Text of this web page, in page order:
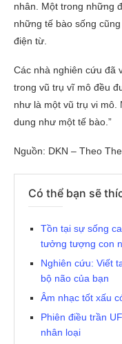
nhân. Một trong những
những tế bào sống
điện từ.
Các nhà nghiên cứu đã
trong vũ trụ vĩ mô đều
như là một vũ trụ vi mô.
dung như một tế bào.”
Nguồn: DKN – Theo
Có thể bạn sẽ
Tồn tại sự sống
tưởng tượng con
Nghiên cứu: Viết
bộ não của bạn
Âm nhạc tốt xấu
Phiên điều trần
nhân loại